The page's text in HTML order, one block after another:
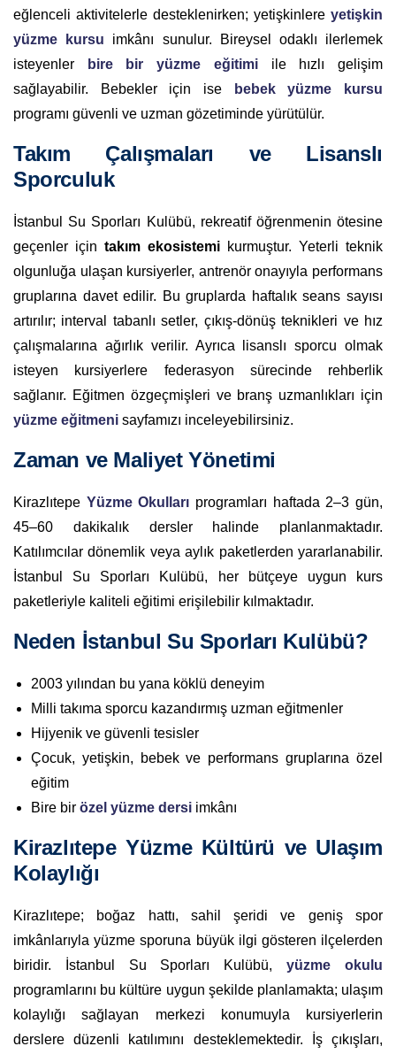
eğlenceli aktivitelerle desteklenirken; yetişkinlere yetişkin
yüzme kursu imkânı sunulur. Bireysel odaklı ilerlemek
isteyenler
bire bir yüzme eğitimiile hızlı gelişim
sağlayabilir. Bebekler için ise
bebek yüzme kursu
programı güvenli ve uzman gözetiminde yürütülür.
Takım Çalışmaları ve Lisanslı
Sporculuk
İstanbul Su Sporları Kulübü, rekreatif öğrenmenin ötesine
geçenler için takım ekosistemi kurmuştur. Yeterli teknik
olgunluğa ulaşan kursiyerler, antrenör onayıyla performans
gruplarına davet edilir. Bu gruplarda haftalık seans sayısı
artırılır; interval tabanlı setler, çıkış-dönüş teknikleri ve hız
çalışmalarına ağırlık verilir. Ayrıca lisanslı sporcu olmak
isteyen kursiyerlere federasyon sürecinde rehberlik
sağlanır. Eğitmen özgeçmişleri ve branş uzmanlıkları için
yüzme eğitmeni sayfamızı inceleyebilirsiniz.
Zaman ve Maliyet Yönetimi
Kirazlıtepe Yüzme Okulları programları haftada 2–3 gün,
45–60 dakikalık dersler halinde planlanmaktadır.
Katılımcılar dönemlik veya aylık paketlerden yararlanabilir.
İstanbul Su Sporları Kulübü, her bütçeye uygun kurs
paketleriyle kaliteli eğitimi erişilebilir kılmaktadır.
Neden İstanbul Su Sporları Kulübü?
2003 yılından bu yana köklü deneyim
Milli takıma sporcu kazandırmış uzman eğitmenler
Hijyenik ve güvenli tesisler
Çocuk, yetişkin, bebek ve performans gruplarına özel
eğitim
Bire bir özel yüzme dersi imkânı
Kirazlıtepe Yüzme Kültürü ve Ulaşım
Kolaylığı
Kirazlıtepe; boğaz hattı, sahil şeridi ve geniş spor
imkânlarıyla yüzme sporuna büyük ilgi gösteren ilçelerden
biridir. İstanbul Su Sporları Kulübü,yüzme okulu
programlarını bu kültüre uygun şekilde planlamakta; ulaşım
kolaylığı sağlayan merkezi konumuyla kursiyerlerin
derslere düzenli katılımını desteklemektedir. İş çıkışları,